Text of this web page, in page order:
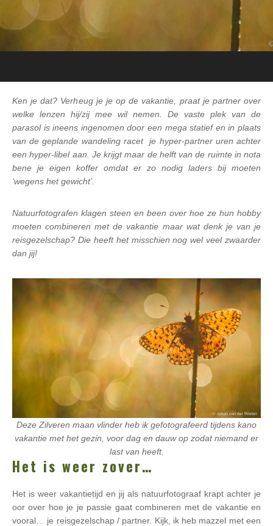
Ken je dat? Verheug je je op de vakantie, praat je partner over
welke lenzen hij/zij mee wil nemen. De vaste plek van de
parasol is ineens ingenomen door een mega statief en in plaats
van de geplande wandeling racet je hyper-partner uren achter
een hyper-libel aan. Je krijgt maar de helft van de ruimte in nota
bene je eigen koffer omdat er zo nodig laders bij moeten
‘wegens het gewicht’.
Natuurfotografen klagen steen en been over hoe ze hun hobby
moeten combineren met de vakantie maar wat denk je van je
reisgezelschap? Die heeft het misschien nog wel veel zwaarder
dan jij!
Deze Zilveren maan vlinder heb ik gefotografeerd tijdens kano
vakantie met het gezin, voor dag en dauw op zodat niemand er
last van heeft.
Het is weer zover…
Het is weer vakantietijd en jij als natuurfotograaf krapt achter je
oor over hoe je je passie gaat combineren met de vakantie en
vooral… je reisgezelschap / partner. Kijk, ik heb mazzel met een